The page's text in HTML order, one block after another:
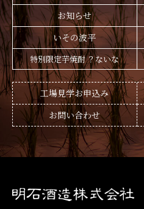
お知らせ
いその波平
特別限定芋焼酎 ？ないな
工場見学お申込み
お問い合わせ